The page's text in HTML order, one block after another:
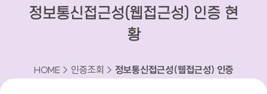
정보통신접근성(웹접근성) 인증 현
황
HOME > 인증조회 > 정보통신접근성(웹접근성) 인증